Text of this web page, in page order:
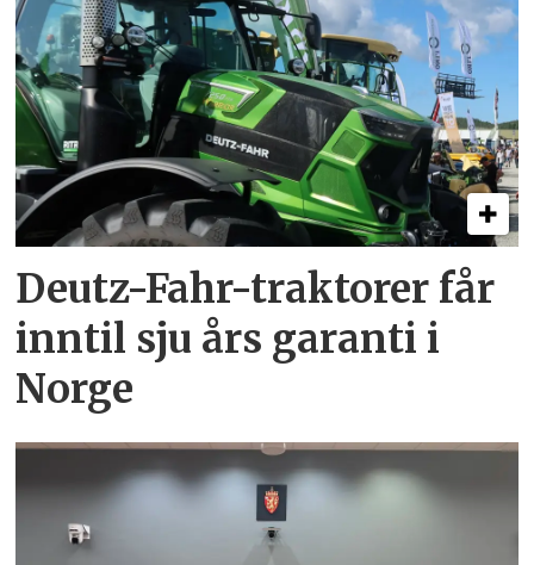
Deutz-Fahr-traktorer får
inntil sju års garanti i
Norge